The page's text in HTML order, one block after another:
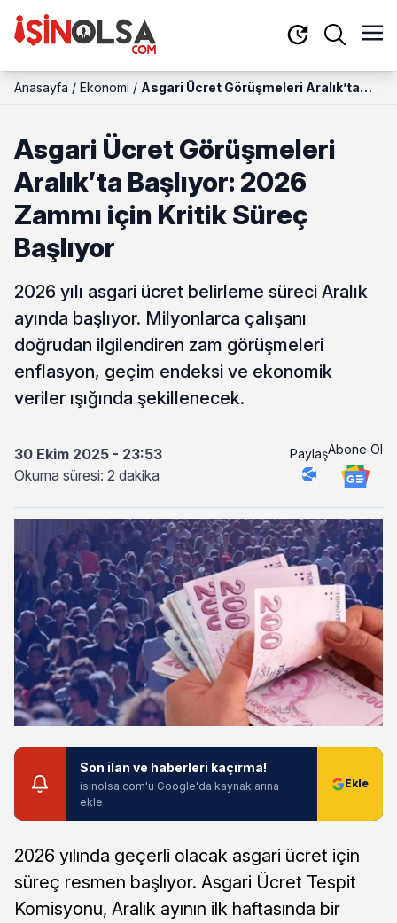
Anasayfa / Ekonomi / Asgari Ücret Görüşmeleri Aralık’ta
Asgari Ücret Görüşmeleri
Aralık’ta Başlıyor: 2026
Zammı için Kritik Süreç
Başlıyor
2026 yılı asgari ücret belirleme süreci Aralık
ayında başlıyor. Milyonlarca çalışanı
doğrudan ilgilendiren zam görüşmeleri
enflasyon, geçim endeksi ve ekonomik
veriler ışığında şekillenecek.
30 Ekim 2025 - 23:53
Okuma süresi: 2 dakika
PaylaşAbone Ol
Son ilan ve haberleri kaçırma!
isinolsa.com'u Google'da kaynaklarına
ekle
2026 yılında geçerli olacak asgari ücret için
süreç resmen başlıyor. Asgari Ücret Tespit
Komisyonu, Aralık ayının ilk haftasında bir